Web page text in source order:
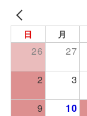
日 月
26 27
2 3
9 10